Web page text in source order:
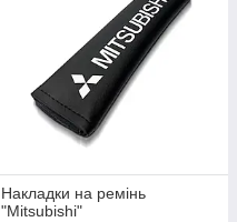
Накладки на ремінь
"Mitsubishi"